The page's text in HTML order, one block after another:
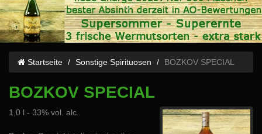
Startseite Sonstige Spirituosen BOZKOV SPECIAL
BOZKOV SPECIAL
1,0 l - 33% vol. alc.